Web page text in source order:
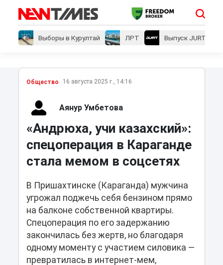
Выборы в Курултай ЛРТ Выпуск JURT
Общество 16 августа 2025 г., 14:16
Аянур Умбетова
«Андрюха, учи казахский»:
спецоперация в Караганде
стала мемом в соцсетях
В Пришахтинске (Караганда) мужчина
угрожал поджечь себя бензином прямо
на балконе собственной квартиры.
Спецоперация по его задержанию
закончилась без жертв, но благодаря
одному моменту с участием силовика —
превратилась в интернет-мем,